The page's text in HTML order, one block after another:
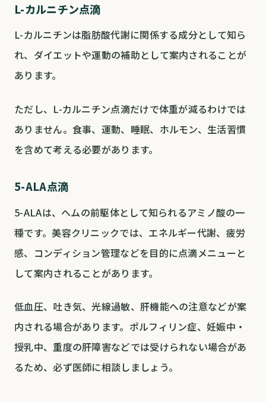
L-カルニチン点滴
L-カルニチンは脂肪酸代謝に関係する成分として知ら
れ、ダイエットや運動の補助として案内されることが
あります。
ただし、L-カルニチン点滴だけで体重が減るわけでは
ありません。食事、運動、睡眠、ホルモン、生活習慣
を含めて考える必要があります。
5-ALA点滴
5-ALAは、ヘムの前駆体として知られるアミノ酸の一
種です。美容クリニックでは、エネルギー代謝、疲労
感、コンディション管理などを目的に点滴メニューと
して案内されることがあります。
低血圧、吐き気、光線過敏、肝機能への注意などが案
内される場合があります。ポルフィリン症、妊娠中・
授乳中、重度の肝障害などでは受けられない場合があ
るため、必ず医師に相談しましょう。